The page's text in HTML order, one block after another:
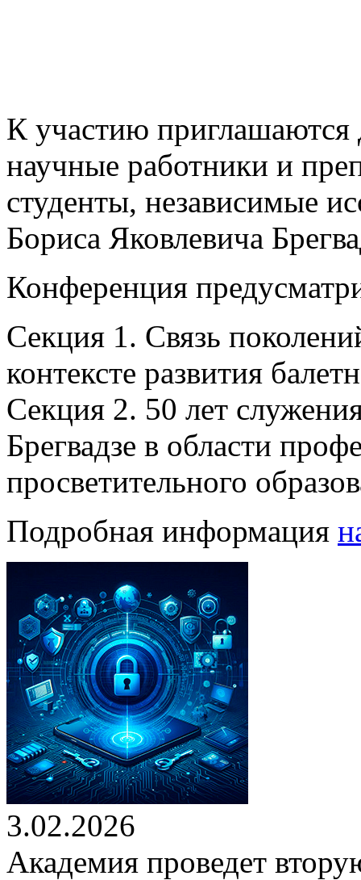
К участию приглашаются
научные работники и
студенты, независимые
Бориса Яковлевича
Конференция
Секция 1. Связь
контексте развития
Секция 2. 50 лет
Брегвадзе в области
просветительного
Подробная информация
3.02.2026
Академия проведет